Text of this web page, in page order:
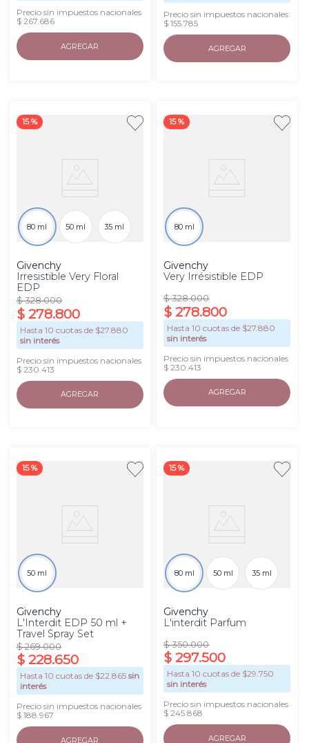
Precio sin impuestos nacionales
$ 267.686
AGREGAR
Precio sin impuestos nacionales
$ 155.785
AGREGAR
15 %
80 ml 50 ml 35 ml
Givenchy
Irresistible Very Floral
EDP
$ 328.000
$ 278.800
Hasta 10 cuotas de $27.880
sin interés
Precio sin impuestos nacionales
$ 230.413
AGREGAR
15 %
80 ml
Givenchy
Very Irrésistible EDP
$ 328.000
$ 278.800
Hasta10 cuotas de $27.880
sin interés
Precio sin impuestos nacionales
$ 230.413
AGREGAR
15 %
50 ml
Givenchy
L'Interdit EDP 50 ml +
Travel Spray Set
$ 269.000
$ 228.650
Hasta 10 cuotas de $22.865 sin
interés
Precio sin impuestos nacionales
$ 188.967
AGREGAR
15 %
80 ml 50 ml 35 ml
Givenchy
L'interdit Parfum
$ 350.000
$ 297.500
Hasta10 cuotas de $29.750
sin interés
Precio sin impuestos nacionales
$ 245.868
AGREGAR